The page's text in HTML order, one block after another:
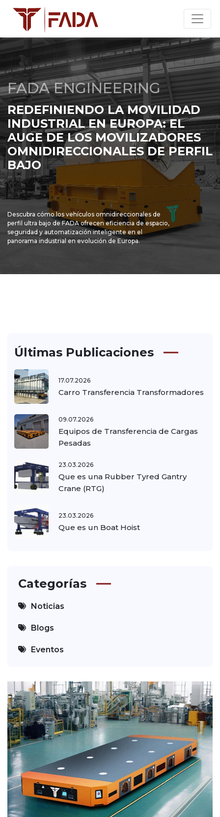
FADA ENGINEERING
REDEFINIENDO LA MOVILIDAD
INDUSTRIAL EN EUROPA: EL
AUGE DE LOS MOVILIZADORES
OMNIDIRECCIONALES DE PERFIL
BAJO
Descubra cómo los vehículos omnidireccionales de
perfil ultra bajo de FADA ofrecen eficiencia de espacio,
seguridad y automatización inteligente en el
panorama industrial en evolución de Europa.
Últimas Publicaciones
17.07.2026
Carro Transferencia Transformadores
09.07.2026
Equipos de Transferencia de Cargas
Pesadas
23.03.2026
Que es una Rubber Tyred Gantry
Crane (RTG)
23.03.2026
Que es un Boat Hoist
Categorías
Noticias
Blogs
Eventos